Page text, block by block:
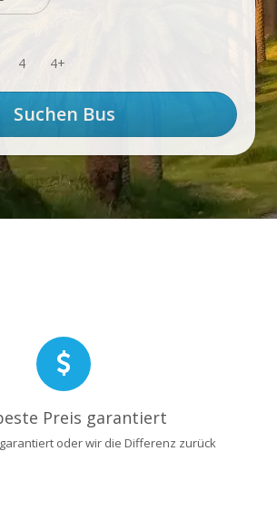
4 4+
Preis garantiert
oder wir die Differenz zurück